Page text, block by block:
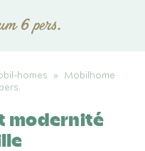
6 pers.
homes » Mobilhome
modernité